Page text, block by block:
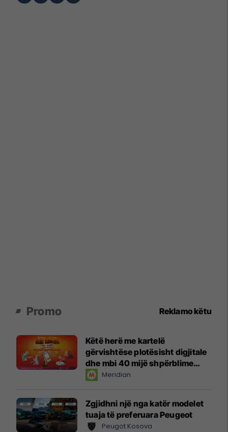
Promo Reklamo këtu
Këtë herë me kartelë
gërvishtëse plotësisht digjitale
dhe mbi 40 mijë shpërblime
instant!Meridian
Zgjidhni një nga katër modelet
tuaja të preferuara Peugeot
Peugot Kosova